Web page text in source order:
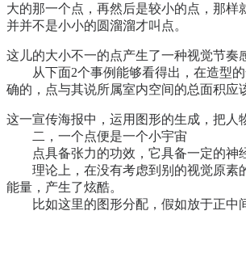
大的那一个点，再然后是较小的点，那样
并并不是小小的圆溜溜才叫点。
这儿的大小不一的点产生了一种视觉节奏
从下面2个事例能够看得出，在造型的
确的，点与其说所属室内空间的总面积应
这一宣传海报中，运用图形的生成，把人
二，一个点便是一个小宇宙
点具备张力的功效，它具备一定的神经
理论上，在没有考虑到别的视觉原素的
能量，产生了炫酷。
比如这里的图形分配，假如放于正中间